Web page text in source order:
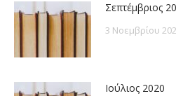
Σεπτέμβριος
3 Νοεμβρίου
Ιούλιος 2020